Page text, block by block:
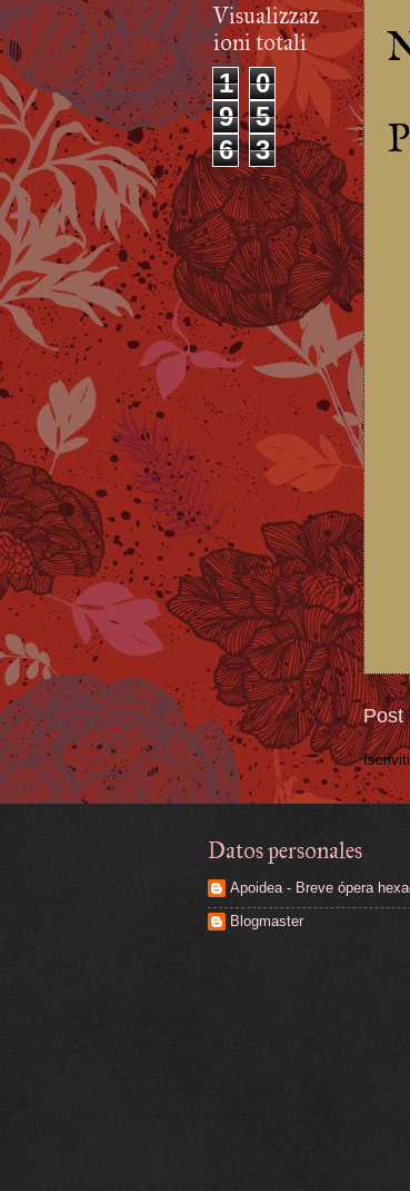
Post
Visualizzaz
ioni totali
1
0
9
5
6
3
Datos personales
Apoidea - Breve ópera
Blogmaster